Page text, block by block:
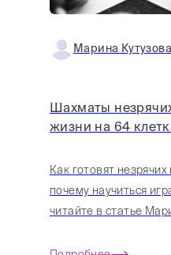
Марина Кутузова
Шахматы
жизни на 64
Как готовят
почему научиться
читайте в статье